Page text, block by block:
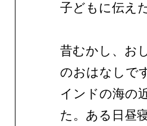
子どもに伝え
昔むかし、お
のおはなしで
インドの海の
た。ある日昼